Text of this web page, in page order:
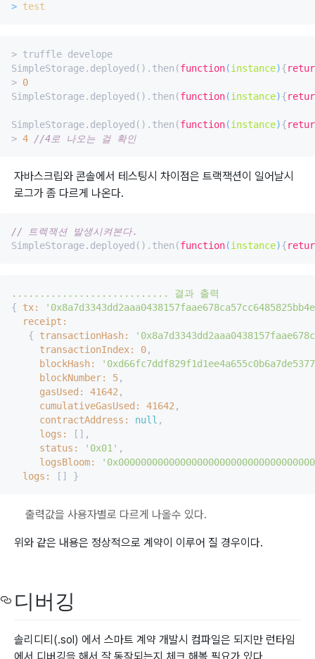
> test
> truffle develope
SimpleStorage.deployed().then(function(instance){
> 0
SimpleStorage.deployed().then(function(instance){
SimpleStorage.deployed().then(function(instance){
> 4 //4로 나오는 걸 확인
자바스크립와 콘솔에서 테스팅시 차이점은 트랙잭션이 일어날시
로그가 좀 다르게 나온다.
// 트렉잭션 발생시켜본다.
SimpleStorage.deployed().then(function(instance){
............................ 결과 출력
{ tx:
receipt:
   {
transactionHash:
transactionIndex:
0,
blockHash:
blockNumber:
5,
gasUsed:
41642,
cumulativeGasUsed:
41642,
contractAddress:
null ,
logs:
[],
status:
'0x01' ,
logsBloom:
logs:
출력값을 사용자별로 다르게 나올수 있다.
위와 같은 내용은 정상적으로 계약이 이루어 질 경우이다.
디버깅
솔리디티(.sol) 에서 스마트 계약 개발시 컴파일은 되지만 런타임